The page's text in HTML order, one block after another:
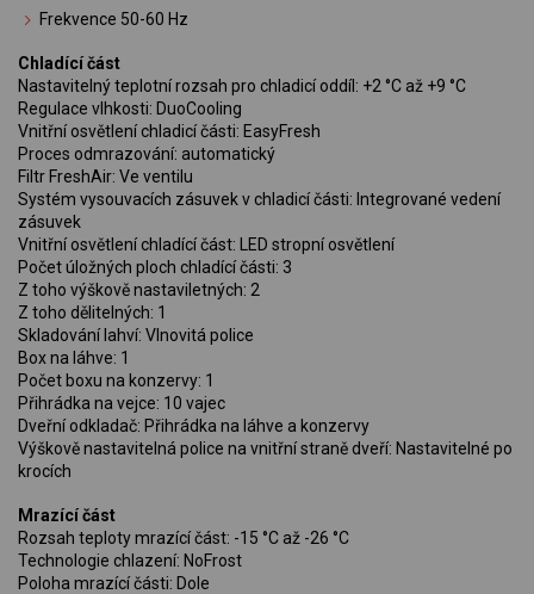
Frekvence 50-60 Hz
Chladící část
Nastavitelný teplotní rozsah pro chladicí oddíl: +2 °C až +9 °C
Regulace vlhkosti: DuoCooling
Vnitřní osvětlení chladicí části: EasyFresh
Proces odmrazování: automatický
Filtr FreshAir: Ve ventilu
Systém vysouvacích zásuvek v chladicí části: Integrované vedení
zásuvek
Vnitřní osvětlení chladící část: LED stropní osvětlení
Počet úložných ploch chladící části: 3
Z toho výškově nastaviletných: 2
Z toho dělitelných: 1
Skladování lahví: Vlnovitá police
Box na láhve: 1
Počet boxu na konzervy: 1
Přihrádka na vejce: 10 vajec
Dveřní odkladač: Přihrádka na láhve a konzervy
Výškově nastavitelná police na vnitřní straně dveří: Nastavitelné po
krocích
Mrazící část
Rozsah teploty mrazící část: -15 °C až -26 °C
Technologie chlazení: NoFrost
Poloha mrazící části: Dole